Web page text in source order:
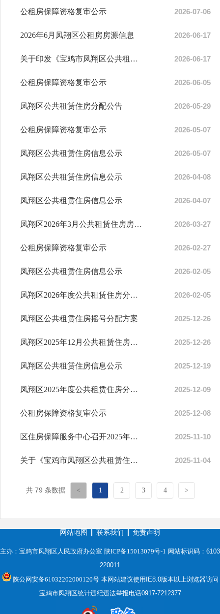
公租房保障资格复审公示 2026-07-06
2026年6月凤翔区公租房房源信息 2026-06-17
关于印发《宝鸡市凤翔区公共租赁住房管理办法》的通知 2026-06-17
公租房保障资格复审公示 2026-06-05
凤翔区公共租赁住房分配公告 2026-05-29
公租房保障资格复审公示 2026-05-07
凤翔区公共租赁住房信息公示 2026-05-07
凤翔区公共租赁住房信息公示 2026-04-08
凤翔区公共租赁住房信息公示 2026-04-07
凤翔区2026年3月公共租赁住房房源信息公示 2026-03-27
公租房保障资格复审公示 2026-02-27
凤翔区公共租赁住房信息公示 2026-02-05
凤翔区2026年度公共租赁住房分配入住信息 2026-02-05
凤翔区公共租赁住房摇号分配方案 2025-12-26
凤翔区2025年12月公共租赁住房房源信息 2025-12-26
凤翔区公共租赁住房信息公示 2025-12-19
凤翔区2025年度公共租赁住房分配入住信息 2025-12-09
公租房保障资格复审公示 2025-12-08
区住房保障服务中心召开2025年第二、三批次公租房保障对象房源摇号确定会议 2025-11-10
关于《宝鸡市凤翔区公共租赁住房管理办法（修订草拟稿）》公开征求意见... 2025-11-04
共 79 条数据 < 1 2 3 4 >
网站地图 联系我们 免责声明
主办：宝鸡市凤翔区人民政府办公室 陕ICP备15013079号-1 网站标识码：6103
220011
陕公网安备61032202000120号本网站建议使用IE8.0版本以上浏览器访问
宝鸡市凤翔区统计违纪违法举报电话0917-7212377